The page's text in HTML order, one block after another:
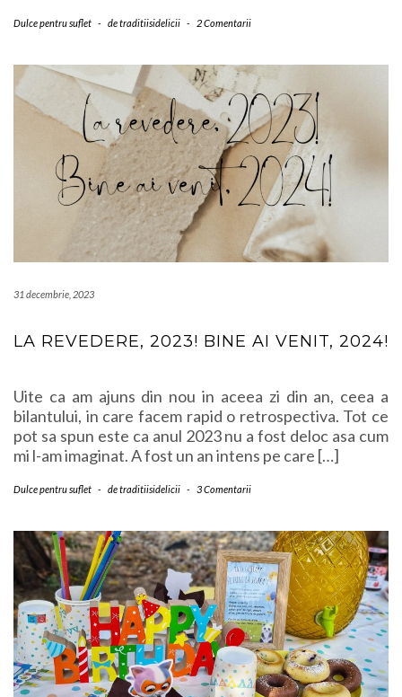
Dulce pentru suflet - detraditiisidelicii - 2 Comentarii
31 decembrie, 2023
LA REVEDERE, 2023! BINE AI VENIT, 2024!
Uite ca am ajuns din nou in aceea zi din an, ceea a
bilantului, in care facem rapid o retrospectiva. Tot ce
pot sa spun este ca anul 2023 nu a fost deloc asa cum
mi l-am imaginat. A fost un an intens pe care […]
Dulce pentru suflet - detraditiisidelicii - 3 Comentarii